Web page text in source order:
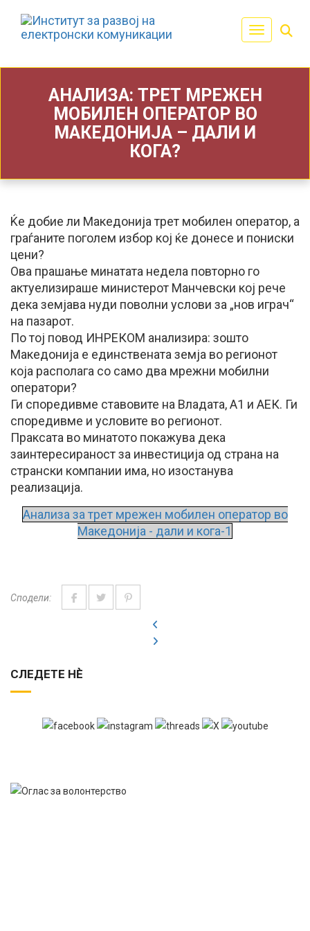
Toggle
АНАЛИЗА: ТРЕТ МРЕЖЕН
МОБИЛЕН ОПЕРАТОР ВО
МАКЕДОНИЈА – ДАЛИ И
КОГА?
Ќе добие ли Македонија трет мобилен оператор, а
граѓаните поголем избор кој ќе донесе и пониски
цени?
Ова прашање минатата недела повторно го
актуелизираше министерот Манчевски кој рече
дека земјава нуди поволни услови за „нов играч“
на пазарот.
По тој повод ИНРЕКОМ анализира: зошто
Македонија е единствената земја во регионот
која располага со само два мрежни мобилни
оператори?
Ги споредивме ставовите на Владата, А1 и АЕК. Ги
споредивме и условите во регионот.
Праксата во минатото покажува дека
заинтересираност за инвестиција од страна на
странски компании има, но изостанува
реализација.
Анализа за трет мрежен мобилен оператор во
Македонија - дали и кога-1
Сподели:
СЛЕДЕТЕ НЀ